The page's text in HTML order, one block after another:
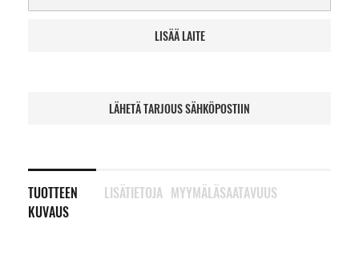
LISÄÄ LAITE
LÄHETÄ TARJOUS SÄHKÖPOSTIIN
TUOTTEEN
KUVAUS
LISÄTIETOJA MYYMÄLÄSAATAVUUS